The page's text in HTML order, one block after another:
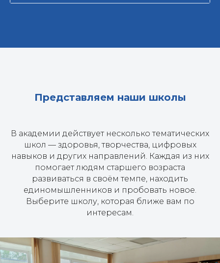
начиналось
Представляем наши школы
В академии действует несколько тематических
школ — здоровья, творчества, цифровых
навыков и других направлений. Каждая из них
помогает людям старшего возраста
развиваться в своём темпе, находить
единомышленников и пробовать новое.
Выберите школу, которая ближе вам по
интересам.